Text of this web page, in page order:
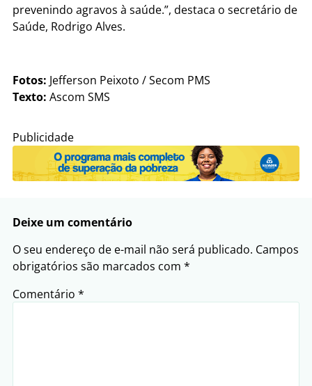
prevenindo agravos à saúde.”, destaca o secretário de
Saúde, Rodrigo Alves.
Fotos: Jefferson Peixoto / Secom PMS
Texto: Ascom SMS
Publicidade
Deixe um comentário
O seu endereço de e-mail não será publicado. Campos
obrigatórios são marcados com *
Comentário *